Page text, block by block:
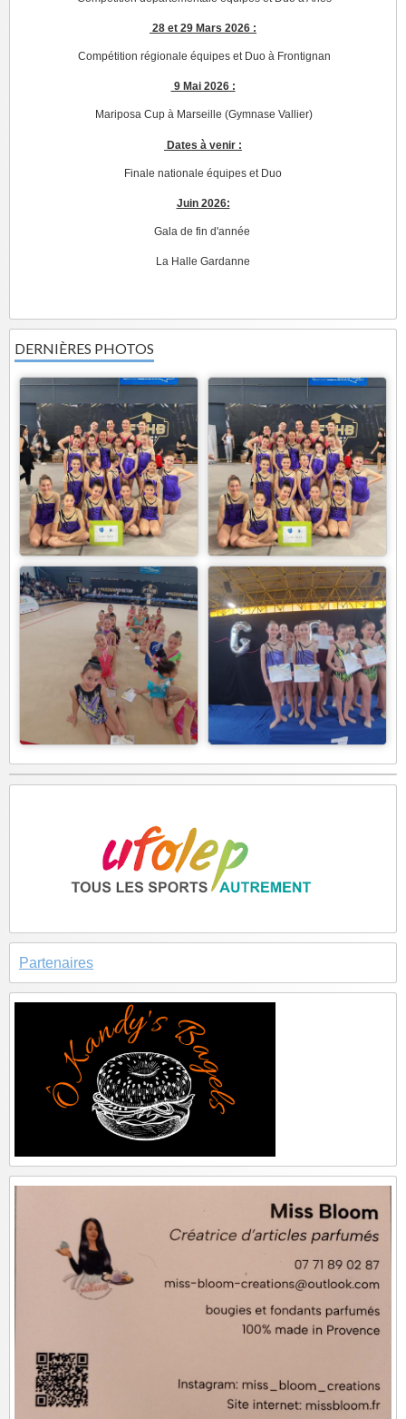
28 et 29 Mars 2026 :
Compétition régionale équipes et Duo à Frontignan
9 Mai 2026 :
Mariposa Cup à Marseille (Gymnase Vallier)
Dates à venir :
Finale nationale équipes et Duo
Juin 2026:
Gala de fin d'année
La Halle Gardanne
DERNIÈRES PHOTOS
Partenaires